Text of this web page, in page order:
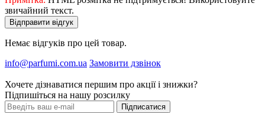
звичайний текст.
Відправити відгук
Немає відгуків про цей товар.
info@parfumi.com.ua Замовити дзвінок
Хочете дізнаватися першим про акції і знижки?
Підпишіться на нашу розсилку
Підписатися